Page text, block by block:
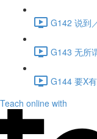
G142 说到
G143 无所
G144 要X
Teach online with